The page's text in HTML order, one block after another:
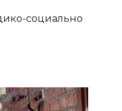
социально